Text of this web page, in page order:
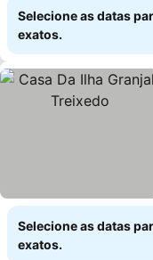
Selecione as datas
exatos.
Selecione as datas
exatos.